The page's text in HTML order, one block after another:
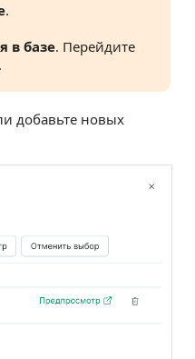
.
в базе. Перейдите
добавьте новых